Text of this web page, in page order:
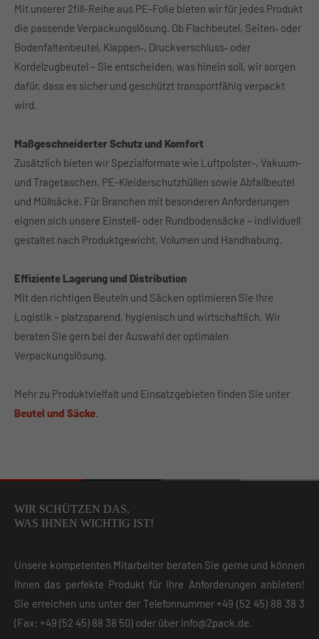
About us
Lorem ipsum dolor sit amet, consectetuer adipiscing
elit.
Aenean commodo ligula eget dolor. Aenean massa. Cum
sociis natoque penatibus et magnis dis parturient
ultricies nec.
Mit unserer 2fill-Reihe aus PE-Folie bieten wir für jedes Produkt
die passende Verpackungslösung. Ob Flachbeutel, Seiten‑ oder
Bodenfaltenbeutel, Klappen‑, Druckverschluss‑ oder
Kordelzugbeutel – Sie entscheiden, was hinein soll, wir sorgen
dafür, dass es sicher und geschützt transportfähig verpackt
wird.
Maßgeschneiderter Schutz und Komfort
Zusätzlich bieten wir Spezialformate wie Luftpolster-, Vakuum-
und Tragetaschen, PE-Kleiderschutzhüllen sowie Abfallbeutel
und Müllsäcke. Für Branchen mit besonderen Anforderungen
eignen sich unsere Einstell- oder Rundbodensäcke – individuell
gestaltet nach Produktgewicht, Volumen und Handhabung.
Effiziente Lagerung und Distribution
Mit den richtigen Beuteln und Säcken optimieren Sie Ihre
Logistik – platzsparend, hygienisch und wirtschaftlich. Wir
beraten Sie gern bei der Auswahl der optimalen
Verpackungslösung.
Mehr zu Produktvielfalt und Einsatzgebieten finden Sie unter
Beutel und Säcke.
WIR SCHÜTZEN DAS,
WAS IHNEN WICHTIG IST!
Unsere kompetenten Mitarbeiter beraten Sie gerne und können
Ihnen das perfekte Produkt für Ihre Anforderungen anbieten!
Sie erreichen uns unter der Telefonnummer+49 (52 45) 88 38 3
(Fax: +49 (52 45) 88 38 50) oder über info@2pack.de.